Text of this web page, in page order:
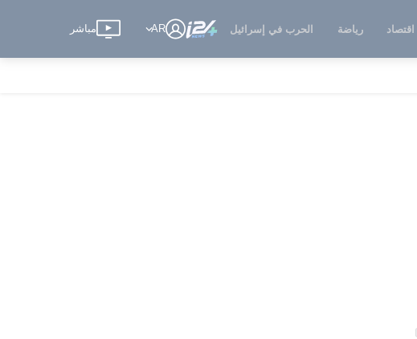
اقتصاد رياضة الحرب في إسرائيل AR مباشر